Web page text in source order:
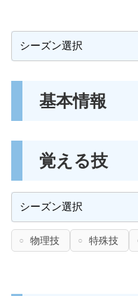
基本情報
覚える技
物理技 特殊技